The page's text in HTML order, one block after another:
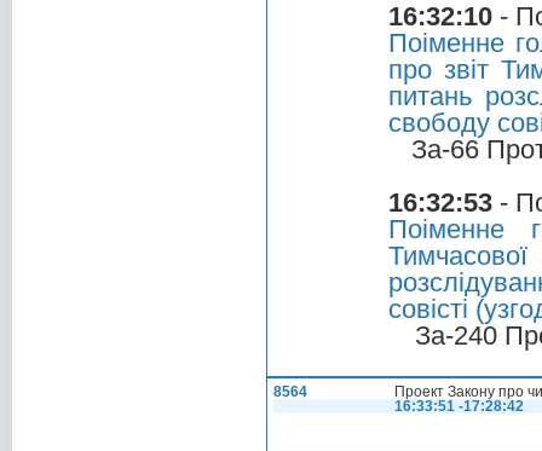
16:32:10 -
Поіменне
про звіт
питань
свободу
За-66
16:32:53 -
Поіменне
Тимчасової
совісті
За-240
8564
Проект Закону про
16:33:51 -17:28:42